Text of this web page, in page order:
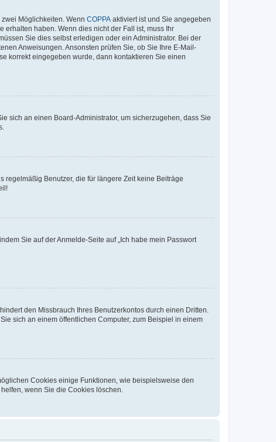
Möglichkeiten. Wenn COPPA aktiviert ist und Sie angegeben
erhalten haben. Wenn dies nicht der Fall ist, muss Ihr
Sie dies selbst erledigen oder ein Administrator. Bei der
Anweisungen. Ansonsten prüfen Sie, ob Sie Ihre E-Mail-
korrekt eingegeben wurde, dann kontaktieren Sie einen
sich an einen Board-Administrator, um sicherzugehen, dass Sie
regelmäßig Benutzer, die für längere Zeit keine Beiträge
Sie auf der Anmelde-Seite auf „Ich habe mein Passwort
den Missbrauch Ihres Benutzerkontos durch einen Dritten.
sich an einem öffentlichen Computer, zum Beispiel in einem
Cookies einige Funktionen, wie beispielsweise den
wenn Sie die Cookies löschen.